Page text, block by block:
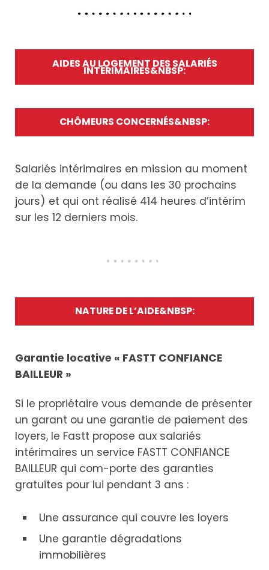
AIDES AU LOGEMENT DES SALARIÉS
INTÉRIMAIRES&NBSP:
CHÔMEURS CONCERNÉS&NBSP:
Salariés intérimaires en mission au moment
de la demande (ou dans les 30 prochains
jours) et qui ont réalisé 414 heures d’intérim
sur les 12 derniers mois.
NATURE DE L’AIDE&NBSP:
Garantie locative « FASTT CONFIANCE
BAILLEUR »
Si le propriétaire vous demande de présenter
un garant ou une garantie de paiement des
loyers, le Fastt propose aux salariés
intérimaires un service FASTT CONFIANCE
BAILLEUR qui com-porte des garanties
gratuites pour lui pendant 3 ans :
Une assurance qui couvre les loyers
Une garantie dégradations
immobilières